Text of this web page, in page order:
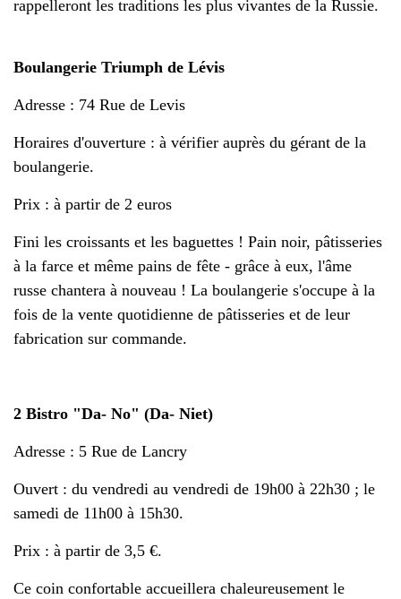
rappelleront les traditions les plus vivantes de la Russie.
Boulangerie Triumph de Lévis
Adresse : 74 Rue de Levis
Horaires d'ouverture : à vérifier auprès du gérant de la
boulangerie.
Prix : à partir de 2 euros
Fini les croissants et les baguettes ! Pain noir, pâtisseries
à la farce et même pains de fête - grâce à eux, l'âme
russe chantera à nouveau ! La boulangerie s'occupe à la
fois de la vente quotidienne de pâtisseries et de leur
fabrication sur commande.
2 Bistro "Da- No" (Da- Niet)
Adresse : 5 Rue de Lancry
Ouvert : du vendredi au vendredi de 19h00 à 22h30 ; le
samedi de 11h00 à 15h30.
Prix : à partir de 3,5 €.
Ce coin confortable accueillera chaleureusement le